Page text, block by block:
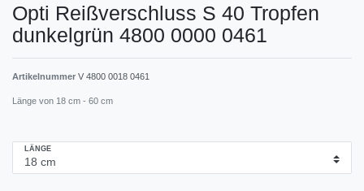
Opti Reißverschluss S 40 Tropfen
dunkelgrün 4800 0000 0461
Artikelnummer V 4800 0018 0461
Länge von 18 cm - 60 cm
LÄNGE